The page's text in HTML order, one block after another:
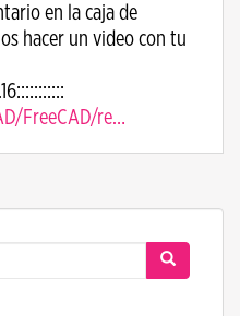
en la caja de
hacer un video con tu
FreeCAD/re…